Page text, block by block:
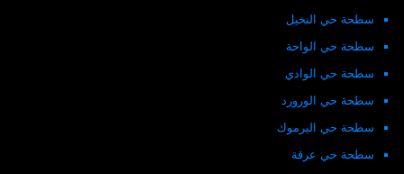
سطحة حي النخيل
سطحة حي الواحة
سطحة حي الوادي
سطحة حي الورورد
سطحة حي اليرموك
سطحة حي عرقة